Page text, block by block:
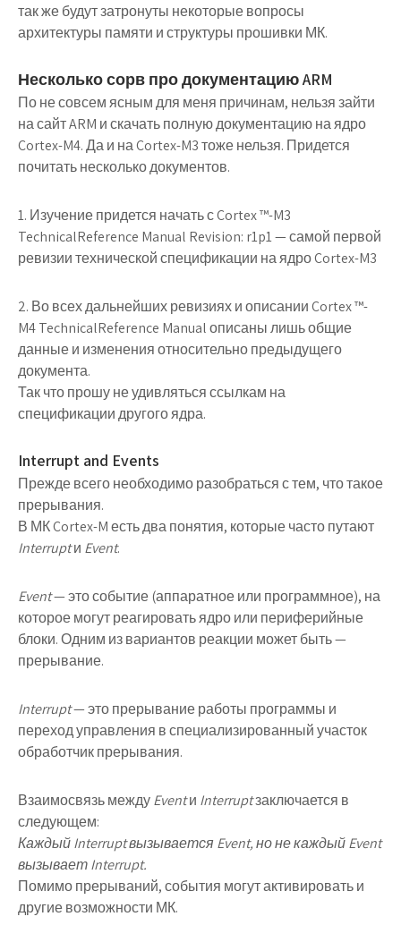
так же будут затронуты некоторые вопросы
архитектуры памяти и структуры прошивки МК.
Несколько сорв про документацию ARM
По не совсем ясным для меня причинам, нельзя зайти
на сайт ARM и скачать полную документацию на ядро
Cortex-M4. Да и на Cortex-M3 тоже нельзя. Придется
почитать несколько документов.
1. Изучение придется начать с Cortex ™-M3
TechnicalReference Manual Revision: r1p1 — самой первой
ревизии технической спецификации на ядро Cortex-M3
2. Во всех дальнейших ревизиях и описании Cortex ™-
M4 TechnicalReference Manual описаны лишь общие
данные и изменения относительно предыдущего
документа.
Так что прошу не удивляться ссылкам на
спецификации другого ядра.
Interrupt and Events
Прежде всего необходимо разобраться с тем, что такое
прерывания.
В МК Cortex-M есть два понятия, которые часто путают
Interruptи Event.
Event— это событие (аппаратное или программное), на
которое могут реагировать ядро или периферийные
блоки. Одним из вариантов реакции может быть —
прерывание.
Interrupt— это прерывание работы программы и
переход управления в специализированный участок
обработчик прерывания.
Взаимосвязь междуEventи Interruptзаключается в
следующем:
Каждый Interrupt вызывается Event, но не каждый Event
вызывает Interrupt.
Помимо прерываний, события могут активировать и
другие возможности МК.